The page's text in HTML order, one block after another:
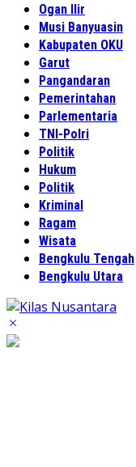
Ogan Ilir
Musi Banyuasin
Kabupaten OKU
Garut
Pangandaran
Pemerintahan
Parlementaria
TNI-Polri
Politik
Hukum
Politik
Kriminal
Ragam
Wisata
Bengkulu Tengah
Bengkulu Utara